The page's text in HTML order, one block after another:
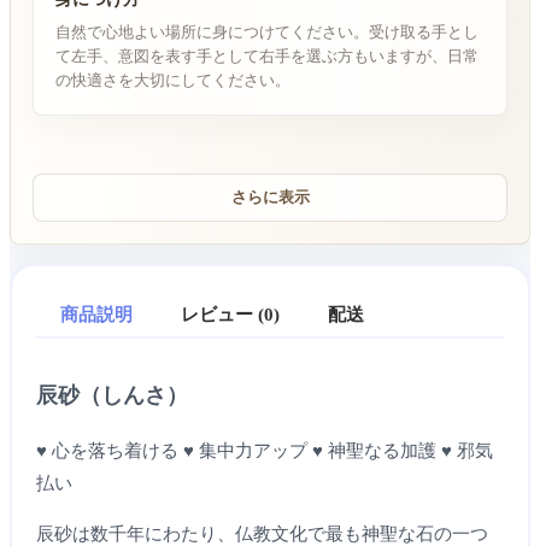
自然で心地よい場所に身につけてください。受け取る手とし
て左手、意図を表す手として右手を選ぶ方もいますが、日常
の快適さを大切にしてください。
さらに表示
辰砂（しんさ）
♥ 心を落ち着ける ♥ 集中力アップ ♥ 神聖なる加護 ♥ 邪気
払い
辰砂は数千年にわたり、仏教文化で最も神聖な石の一つ
商品説明 レビュー (0) 配送